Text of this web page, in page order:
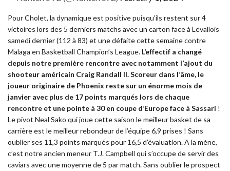
Pour Cholet, la dynamique est positive puisqu’ils restent sur 4
victoires lors des 5 derniers matchs avec un carton face à Levallois
samedi dernier (112 à 83) et une défaite cette semaine contre
Malaga en Basketball Champion’s League. L’effectif a changé
depuis notre première rencontre avec notamment l’ajout du
shooteur américain Craig Randall II. Scoreur dans l’âme, le
joueur originaire de Phoenix reste sur un énorme mois de
janvier avec plus de 17 points marqués lors de chaque
rencontre et une pointe à 30 en coupe d’Europe face à Sassari !
Le pivot Neal Sako qui joue cette saison le meilleur basket de sa
carrière est le meilleur rebondeur de l’équipe 6,9 prises ! Sans
oublier ses 11,3 points marqués pour 16,5 d’évaluation. A la mène,
c’est notre ancien meneur T.J. Campbell qui s’occupe de servir des
caviars avec une moyenne de 5 par match. Sans oublier le prospect